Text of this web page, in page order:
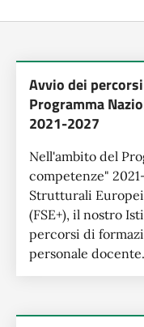
Lista delle
Avvio dei
Programma
2021-2027
Nell'ambito del
competenze"
Strutturali Europei
(FSE+), il nostro
percorsi di
personale docente.